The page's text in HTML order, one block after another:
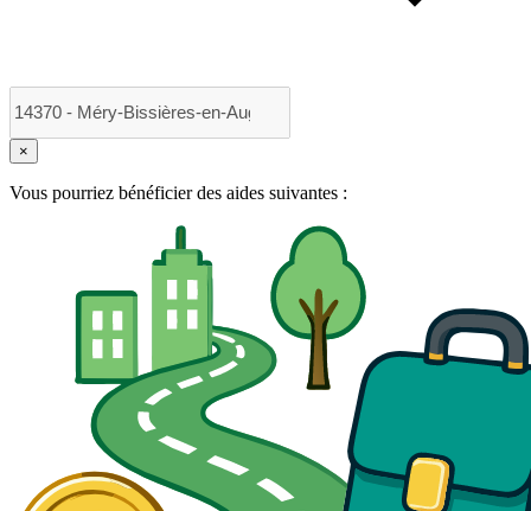
×
Vous pourriez bénéficier des aides suivantes :